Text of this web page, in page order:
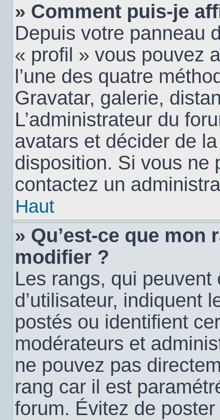
» Comment puis-je
Depuis votre panneau
« profil » vous pouvez
l’une des quatre
Gravatar, galerie,
L’administrateur du
avatars et décider de
disposition. Si vous ne
contactez un
Haut
» Qu’est-ce que mon
modifier ?
Les rangs, qui
d’utilisateur, indiquent
postés ou identifient
modérateurs et
ne pouvez pas
rang car il est
forum. Évitez de